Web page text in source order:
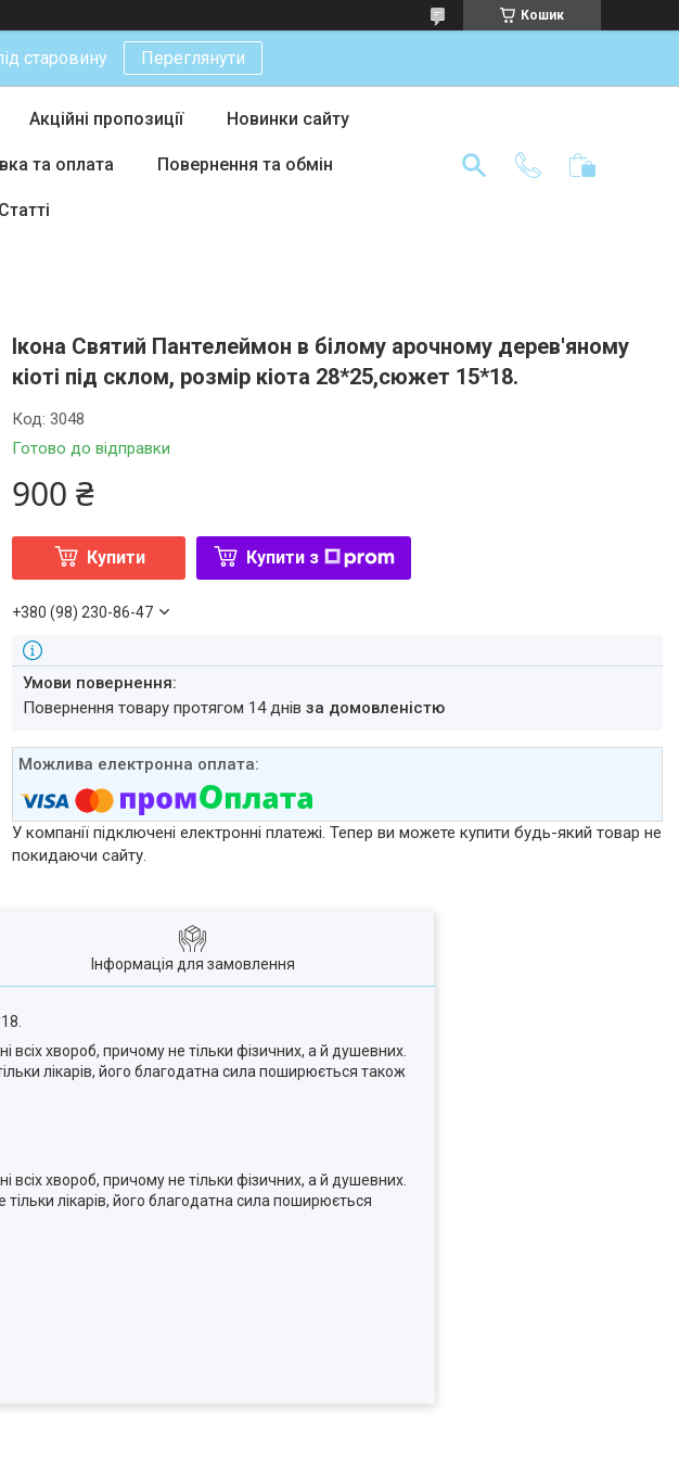
Кошик
старовину Переглянути
Акційні пропозиції Новинки сайту
та оплата Повернення та обмін
Статті
Ікона Святий Пантелеймон в білому арочному дерев'яному
кіоті під склом, розмір кіота 28*25,сюжет 15*18.
Готово до відправки
Код:3048
900 ₴
Купити Купити з
+380 (98) 230-86-47
повернення товару протягом 14 днівза домовленістю
У компанії підключені електронні платежі. Тепер ви можете купити будь-який товар не
покидаючи сайту.
Інформація для замовлення
хвороб, причому не тільки фізичних, а й душевних.
лікарів, його благодатна сила поширюється також
хвороб, причому не тільки фізичних, а й душевних.
лікарів, його благодатна сила поширюється